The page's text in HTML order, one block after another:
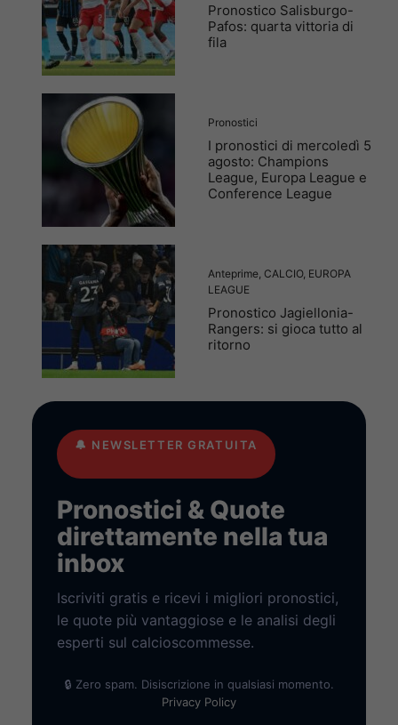
Pronostico Salisburgo-
Pafos: quarta vittoria di
fila
Pronostici
I pronostici di mercoledì 5
agosto: Champions
League, Europa League e
Conference League
Anteprime CALCIO, EUROPA
LEAGUE
Pronostico Jagiellonia-
Rangers: si gioca tutto al
ritorno
🔔 NEWSLETTER GRATUITA
Pronostici & Quote
direttamente nella tua
inbox
Iscriviti gratis e ricevi i migliori pronostici,
le quote più vantaggiose e le analisi degli
esperti sul calcioscommesse.
🔒 Zero spam. Disiscrizione in qualsiasi momento.
Privacy Policy